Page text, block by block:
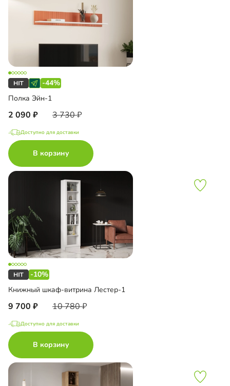
-44%
Полка Эйн-1
2 090 3 730
Доступно для доставки
В корзину
-10%
Книжный шкаф-витрина Лестер-1
9 700 10 780
Доступно для доставки
В корзину